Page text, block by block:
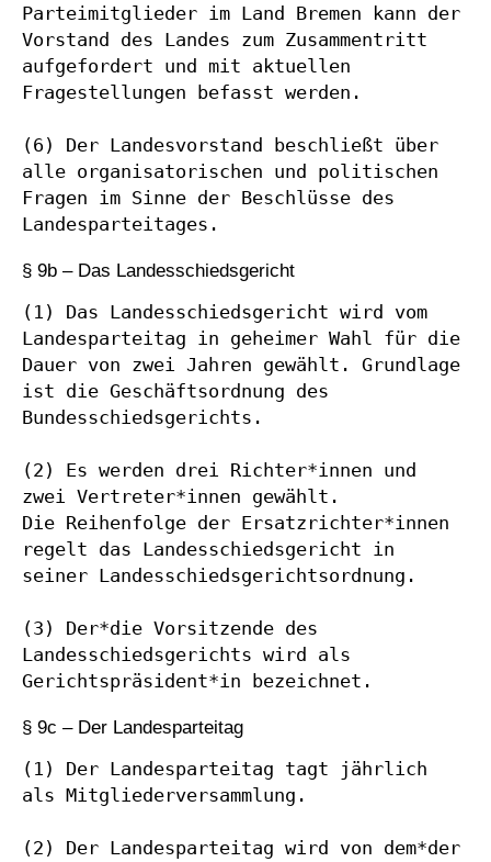
Parteimitglieder im Land Bremen kann der
Vorstand des Landes zum Zusammentritt
aufgefordert und mit aktuellen
Fragestellungen befasst werden.
(6) Der Landesvorstand beschließt über
alle organisatorischen und politischen
Fragen im Sinne der Beschlüsse des
Landesparteitages.
§ 9b – Das Landesschiedsgericht
(1) Das Landesschiedsgericht wird vom
Landesparteitag in geheimer Wahl für die
Dauer von zwei Jahren gewählt. Grundlage
ist die Geschäftsordnung des
Bundesschiedsgerichts.
(2) Es werden drei Richter*innen und
zwei Vertreter*innen gewählt.
Die Reihenfolge der Ersatzrichter*innen
regelt das Landesschiedsgericht in
seiner Landesschiedsgerichtsordnung.
(3) Der*die Vorsitzende des
Landesschiedsgerichts wird als
Gerichtspräsident*in bezeichnet.
§ 9c – Der Landesparteitag
(1) Der Landesparteitag tagt jährlich
als Mitgliederversammlung.
(2) Der Landesparteitag wird von dem*der